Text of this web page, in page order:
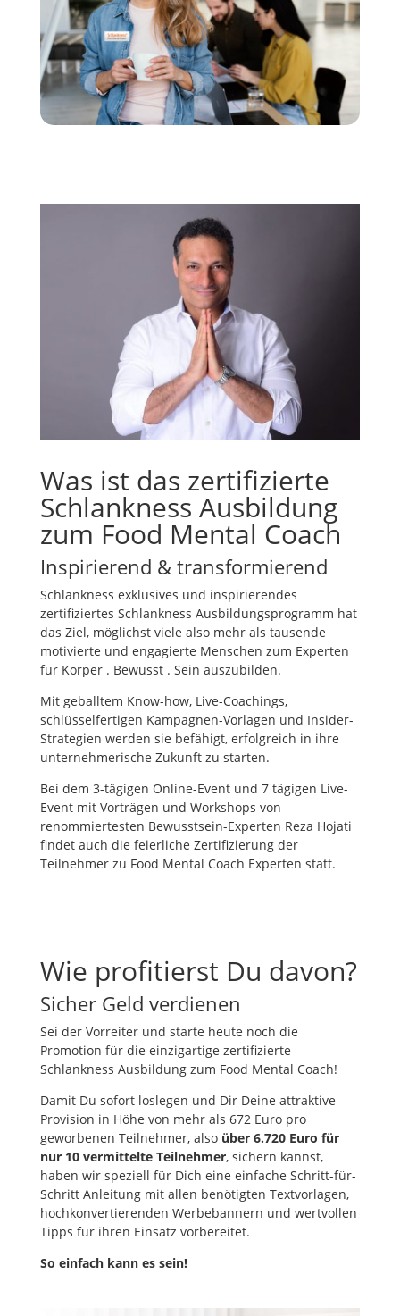
Was ist das zertifizierte
Schlankness Ausbildung
zum Food Mental Coach
Inspirierend & transformierend
Schlankness exklusives und inspirierendes
zertifiziertes Schlankness Ausbildungsprogramm hat
das Ziel, möglichst viele also mehr als tausende
motivierte und engagierte Menschen zum Experten
für Körper . Bewusst . Sein auszubilden.
Mit geballtem Know-how, Live-Coachings,
schlüsselfertigen Kampagnen-Vorlagen und Insider-
Strategien werden sie befähigt, erfolgreich in ihre
unternehmerische Zukunft zu starten.
Bei dem 3-tägigen Online-Event und 7 tägigen Live-
Event mit Vorträgen und Workshops von
renommiertesten Bewusstsein-Experten Reza Hojati
findet auch die feierliche Zertifizierung der
Teilnehmer zu Food Mental Coach Experten statt.
Wie profitierst Du davon?
Sicher Geld verdienen
Sei der Vorreiter und starte heute noch die
Promotion für die einzigartige zertifizierte
Schlankness Ausbildung zum Food Mental Coach!
Damit Du sofort loslegen und Dir Deine attraktive
Provision in Höhe von mehr als 672 Euro pro
geworbenen Teilnehmer, alsoüber 6.720 Euro für
nur 10 vermittelte Teilnehmer, sichern kannst,
haben wir speziell für Dich eine einfache Schritt-für-
Schritt Anleitung mit allen benötigten Textvorlagen,
hochkonvertierenden Werbebannern und wertvollen
Tipps für ihren Einsatz vorbereitet.
So einfach kann es sein!